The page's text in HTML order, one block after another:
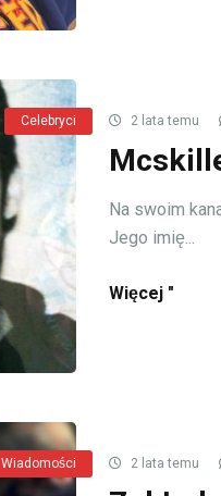
Celebryci 2 lata temu
Na swoim
Jego imię...
Więcej "
Wiadomości 2 lata temu